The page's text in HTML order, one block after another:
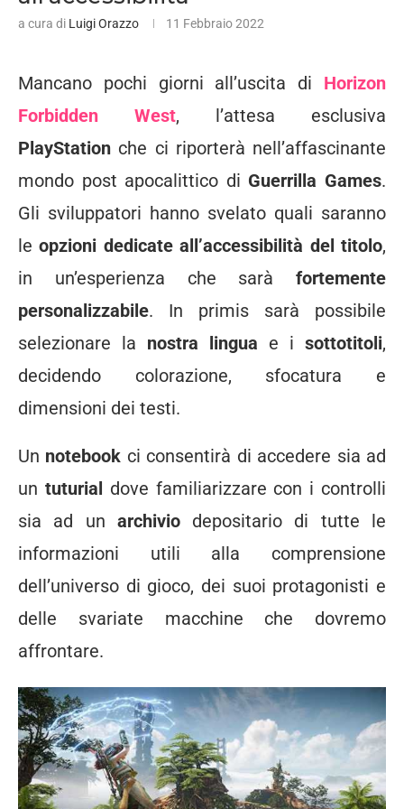
a cura di Luigi Orazzo 11 Febbraio 2022
Mancano pochi giorni all’uscita di Horizon
Forbidden West, l’attesa esclusiva
PlayStation che ci riporterà nell’affascinante
mondo post apocalittico di Guerrilla Games.
Gli sviluppatori hanno svelato quali saranno
leopzioni dedicate all’accessibilità del titolo,
in un’esperienza che sarà fortemente
personalizzabile. In primis sarà possibile
selezionare la nostra lingua e i sottotitoli,
decidendo colorazione, sfocatura e
dimensioni dei testi.
Un notebook ci consentirà di accedere sia ad
un tuturial dove familiarizzare con i controlli
sia ad un archiviodepositario di tutte le
informazioni utili alla comprensione
dell’universo di gioco, dei suoi protagonisti e
delle svariate macchine che dovremo
affrontare.